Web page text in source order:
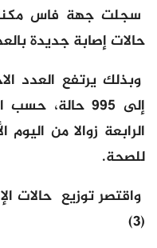
حالات إصابة جديدة
وبذلك يرتفع العدد
إلى 995 حالة،
للصحة.
واقتصر توزيع حالات
(3)